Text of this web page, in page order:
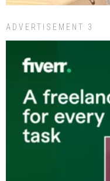
ADVERTISEMENT 3